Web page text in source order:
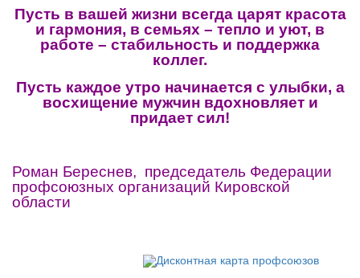
Пусть в вашей жизни всегда царят красота
и гармония, в семьях – тепло и уют, в
работе – стабильность и поддержка
коллег.
Пусть каждое утро начинается с улыбки, а
восхищение мужчин вдохновляет и
придает сил!
Роман Береснев, председатель Федерации
профсоюзных организаций Кировской
области